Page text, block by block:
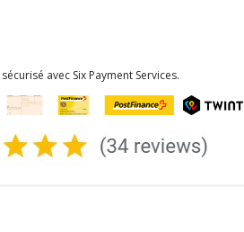
avec Six Payment Services.